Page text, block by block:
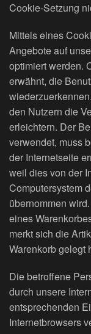
Cookie-Setzung
Mittels eines
Angebote auf
optimiert werden.
erwähnt, die
den Nutzern die
erleichtern. Der
verwendet, muss
der Internetseite
weil dies von der
Computersystem
übernommen
eines
merkt sich die
Warenkorb gelegt
Die betroffene
durch unsere
entsprechenden
Internetbrowsers